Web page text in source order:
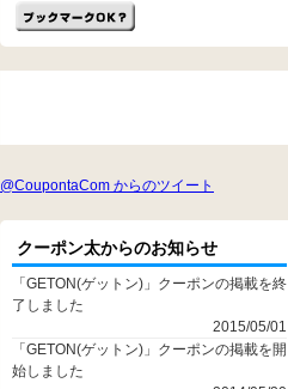
@CoupontaCom からのツイート
クーポン太からのお知らせ
「GETON(ゲットン)」クーポンの掲載を終
了しました
2015/05/01
「GETON(ゲットン)」クーポンの掲載を開
始しました